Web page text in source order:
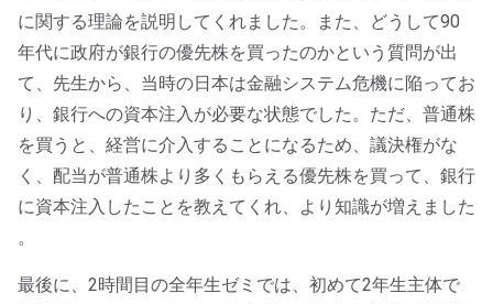
に関する理論を説明してくれました。また、どうして90
年代に政府が銀行の優先株を買ったのかという質問が出
て、先生から、当時の日本は金融システム危機に陥ってお
り、銀行への資本注入が必要な状態でした。ただ、普通株
を買うと、経営に介入することになるため、議決権がな
く、配当が普通株より多くもらえる優先株を買って、銀行
に資本注入したことを教えてくれ、より知識が増えました
。
最後に、2時間目の全年生ゼミでは、初めて2年生主体で